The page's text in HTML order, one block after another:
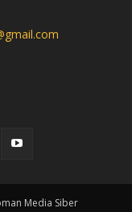
Media Siber